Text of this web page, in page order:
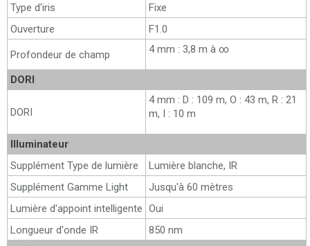
Type d'iris
Fixe
Ouverture
F1.0
Profondeur de champ 4 mm : 3,8 m à ∞
DORI
DORI
4 mm : D : 109 m, O : 43 m, R : 21
m, I : 10 m
Illuminateur
Supplément Type de lumière
Lumière blanche, IR
Supplément Gamme Light
Jusqu'à 60 mètres
Lumière d'appoint intelligente Oui
Longueur d'onde IR
850 nm